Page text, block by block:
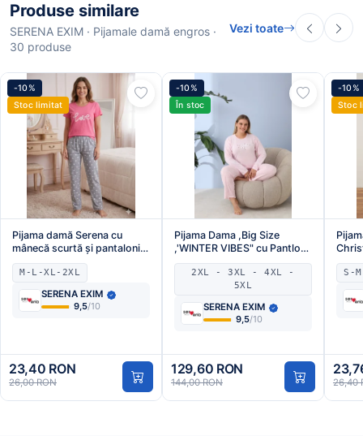
Produse similare
SERENA EXIM · Pijamale damă engros ·
30 produse
Vezi toate
-10%
Stoc limitat
Pijama damă Serena cu
mânecă scurtă și pantaloni
lungi, roz, imprimeu Love,
Engros
M-L-XL-2XL
SERENA EXIM
9,5/10
23,40 RON
26,00 RON
-10%
În stoc
Pijama Dama ,Big Size
,'WINTER VIBES" cu Pantloni
si Maneca lunga, Culoare
Roz Deschis,Engros
2XL - 3XL - 4XL -
5XL
SERENA EXIM
9,5/10
129,60 RON
144,00 RON
-10%
Stoc
S-
26,40